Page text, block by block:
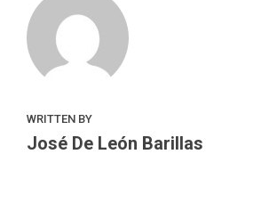
WRITTEN BY
José De León Barillas